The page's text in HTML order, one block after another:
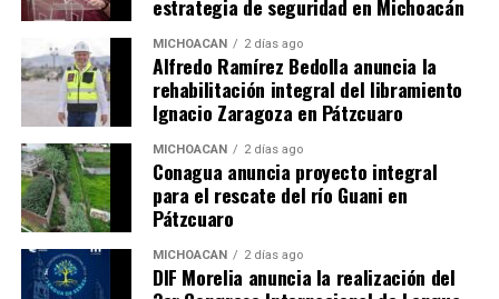
14 noviembre, 2024
En "Congreso"
21 mayo, 2026
Emma Rivera Propone
reforma Constitucional para
blindar el principio de no
reelección en México
21 febrero, 2025
En "Congreso"
estrategia de seguridad en Michoacán
MICHOACÁN 2 días ago
Alfredo Ramírez Bedolla anuncia la
rehabilitación integral del libramiento
Ignacio Zaragoza en Pátzcuaro
MICHOACÁN 2 días ago
Conagua anuncia proyecto integral
para el rescate del río Guani en
Pátzcuaro
MICHOACÁN 2 días ago
DIF Morelia anuncia la realización del